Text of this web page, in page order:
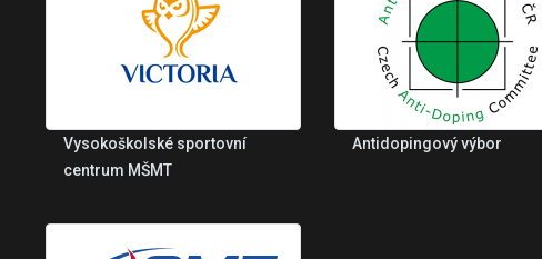
Vysokoškolské sportovní
centrum MŠMT
Antidopingový výbor